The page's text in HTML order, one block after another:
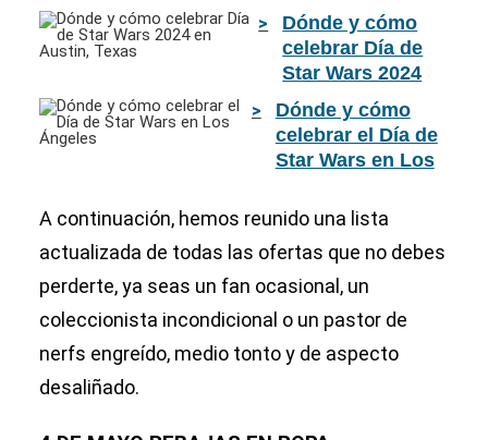
Dónde y cómo
celebrar Día de
Star Wars 2024
en Austin, Texas
Dónde y cómo
celebrar el Día de
Star Wars en Los
A continuación, hemos reunido una lista
actualizada de todas las ofertas que no debes
perderte, ya seas un fan ocasional, un
coleccionista incondicional o un pastor de
nerfs engreído, medio tonto y de aspecto
desaliñado.